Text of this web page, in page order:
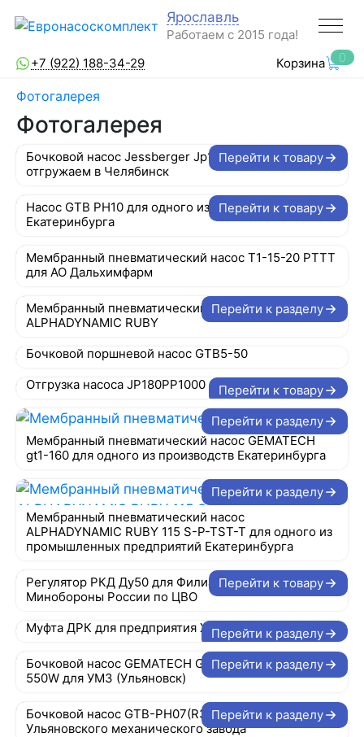
Ярославль
Работаем с 2015 года!
+7 (922) 188-34-29
Корзина 0
Фотогалерея
Фотогалерея
Перейти к товару
Бочковой насос Jessberger Jp140 PP1000
отгружаем в Челябинск
Перейти к товару
Насос GTB PH10 для одного из заводов
Екатеринбурга
Мембранный пневматический насос T1-15-20 PTTT
для АО Дальхимфарм
Перейти к разделу
Мембранный пневматический насос
ALPHADYNAMIC RUBY
Бочковой поршневой насос GTB5-50
Перейти к товару
Отгрузка насоса JP180PP1000
Перейти к разделу
Мембранный пневматический насос GEMATECH
gt1-160 для одного из производств Екатеринбурга
Перейти к разделу
Мембранный пневматический насос
ALPHADYNAMIC RUBY 115 S-P-TST-T для одного из
промышленных предприятий Екатеринбурга
Перейти к товару
Регулятор РКД Ду50 для Филиала ЦЖКУ
Минобороны России по ЦВО
Перейти к разделу
Муфта ДРК для предприятия Химремонт
Перейти к разделу
Бочковой насос GEMATECH GTB-PH07(R3)-E3
550W для УМЗ (Ульяновск)
Перейти к разделу
Бочковой насос GTB-PH07(R3)-E3 550W для
Ульяновского механического завода